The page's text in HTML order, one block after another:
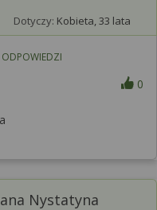
Dotyczy: Kobieta, 33 lata
ODPOWIEDZI
0
Nystatyna